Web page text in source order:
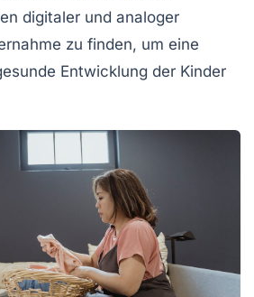
digitaler und analoger
zu finden, um eine
Entwicklung der Kinder